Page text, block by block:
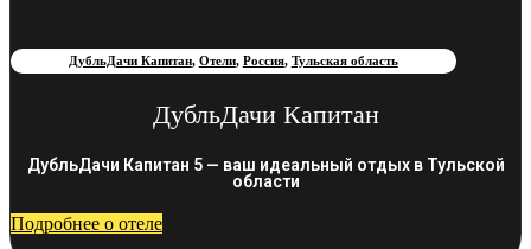
ДубльДачи Капитан, Отели, Россия, Тульская область
ДубльДачи Капитан
ДубльДачи Капитан 5 — ваш идеальный отдых в Тульской
области
Подробнее о отеле